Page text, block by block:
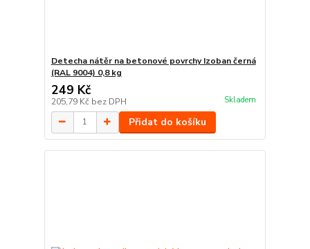
Detecha nátěr na betonové povrchy Izoban černá
(RAL 9004) 0,8 kg
249 Kč
205,79 Kč bez DPH Skladem
Přidat do košíku